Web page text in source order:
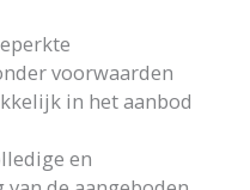
voorwaarden
in het aanbod
en